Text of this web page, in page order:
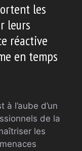
les
leurs
réactive
en temps
l’aube d’un
de la
les